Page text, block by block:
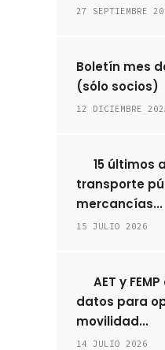
27 SEPTIEMBRE
Boletín mes
(sólo socios)
12 DICIEMBRE
15 últimos
transporte
mercancías...
15 JULIO 2026
AET y
datos para
movilidad...
14 JULIO 2026